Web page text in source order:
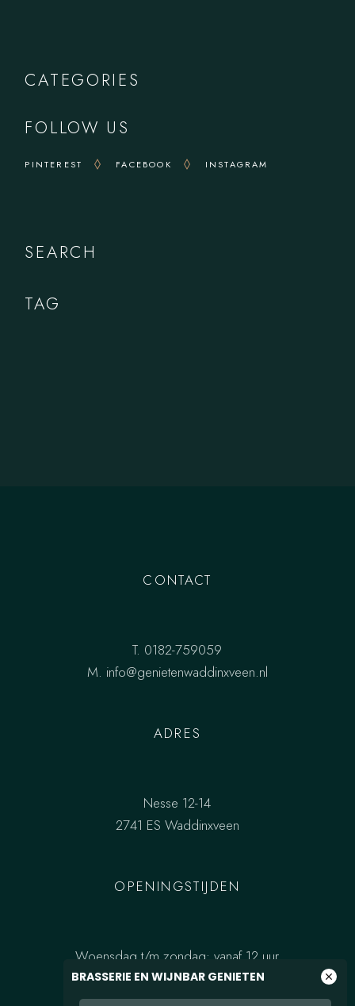
BRASSERIE EN WIJNBAR GENIETEN close
CATEGORIES
FOLLOW US
PINTEREST FACEBOOK INSTAGRAM
SEARCH
TAG
CONTACT
T. 0182-759059
M. info@genietenwaddinxveen.nl
ADRES
Nesse 12-14
2741 ES Waddinxveen
OPENINGSTIJDEN
Woensdag t/m zondag: vanaf 12 uur